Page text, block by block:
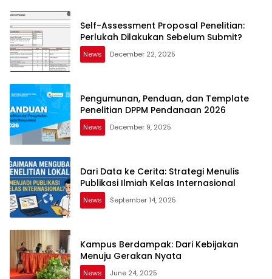
Self-Assessment Proposal Penelitian:
Perlukah Dilakukan Sebelum Submit?
News December 22, 2025
Pengumunan, Penduan, dan Template
Penelitian DPPM Pendanaan 2026
News December 9, 2025
Dari Data ke Cerita: Strategi Menulis
Publikasi Ilmiah Kelas Internasional
News September 14, 2025
Kampus Berdampak: Dari Kebijakan
Menuju Gerakan Nyata
News June 24, 2025